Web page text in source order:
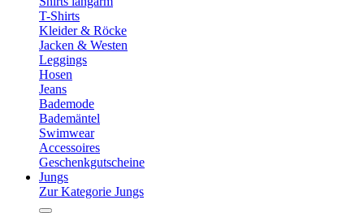
T-Shirts
Kleider & Röcke
Jacken & Westen
Leggings
Hosen
Jeans
Bademode
Bademäntel
Swimwear
Accessoires
Geschenkgutscheine
Jungs
Zur Kategorie Jungs